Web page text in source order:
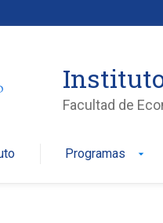
Facultad de
Programas arrow_drop_down